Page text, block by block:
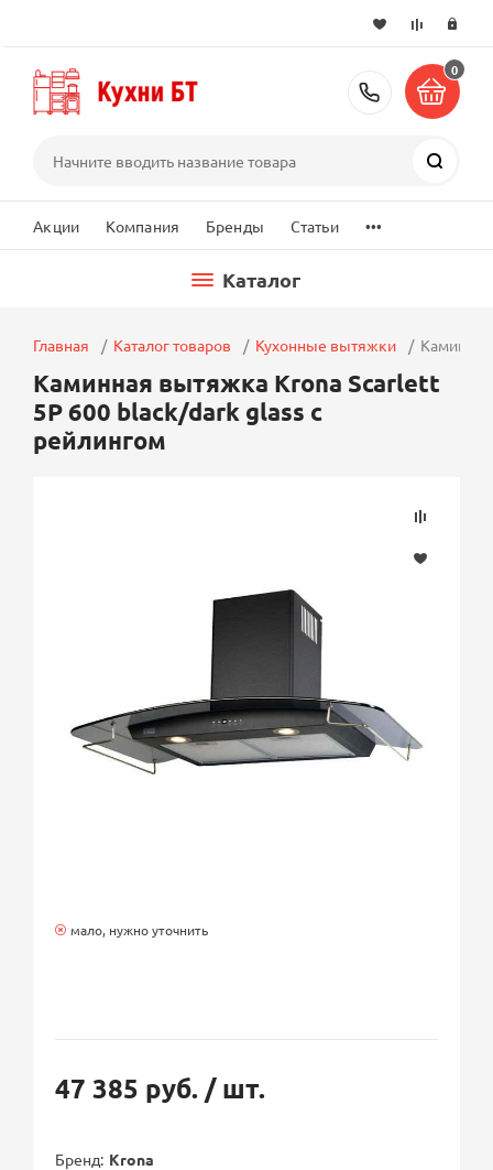
+7 (495)
0
Акции Компания Бренды Статьи ...
Каталог
Главная Каталог товаров Кухонные вытяжки
Каминная вытяжка Krona Scarlett
5P 600 black/dark glass с
рейлингом
мало, нужно уточнить
47 385 руб. / шт.
Бренд Krona